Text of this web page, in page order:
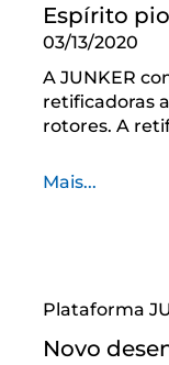
Espírito
03/13/2020
A JUNKER
retificadoras
rotores. A
Mais...
Plataforma
Novo